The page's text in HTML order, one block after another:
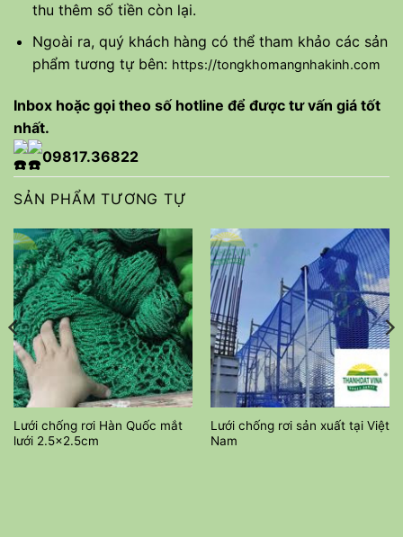
thu thêm số tiền còn lại.
Ngoài ra, quý khách hàng có thể tham khảo các sản
phẩm tương tự bên: https://tongkhomangnhakinh.com
Inbox hoặc gọi theo số hotline để được tư vấn giá tốt
nhất.
09817.36822
SẢN PHẨM TƯƠNG TỰ
Lưới chống rơi Hàn Quốc mắt
lưới 2.5×2.5cm
Lưới chống rơi sản xuất tại Việt
Nam